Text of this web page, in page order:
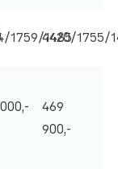
1759/14854420/1755/
469
900,-